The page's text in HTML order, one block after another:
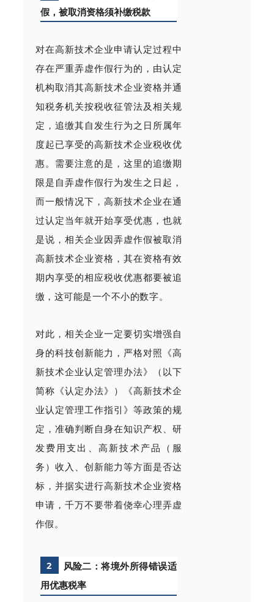
假，被取消资格须补缴税款
对在高新技术企业申请认定过程中
存在严重弄虚作假行为的，由认定
机构取消其高新技术企业资格并通
知税务机关按税收征管法及相关规
定，追缴其自发生行为之日所属年
度起已享受的高新技术企业税收优
惠。需要注意的是，这里的追缴期
限是自弄虚作假行为发生之日起，
而一般情况下，高新技术企业在通
过认定当年就开始享受优惠，也就
是说，相关企业因弄虚作假被取消
高新技术企业资格，其在资格有效
期内享受的相应税收优惠都要被追
缴，这可能是一个不小的数字。
对此，相关企业一定要切实增强自
身的科技创新能力，严格对照《高
新技术企业认定管理办法》（以下
简称《认定办法》）《高新技术企
业认定管理工作指引》等政策的规
定，准确判断自身在知识产权、研
发费用支出、高新技术产品（服
务）收入、创新能力等方面是否达
标，并据实进行高新技术企业资格
申请，千万不要带着侥幸心理弄虚
作假。
2
风险二：将境外所得错误适
用优惠税率